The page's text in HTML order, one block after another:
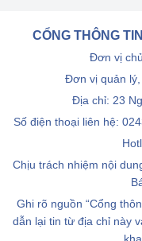
CỔNG THÔNG
Đơn vị
Đơn vị quản
Địa chỉ: 23
Số điện thoại liên hệ:
Chịu trách nhiệm nội
Ghi rõ nguồn “Cổng
dẫn lại tin từ địa chỉ này